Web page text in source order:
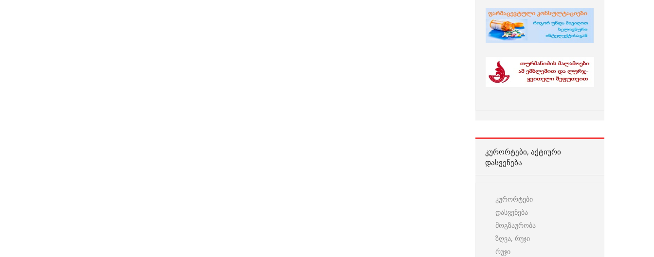
ᲙᲣᲠᲝᲠᲢᲔᲑᲘ, ᲐᲥᲢᲘᲣᲠᲘ
ᲓᲐᲡᲕᲔᲜᲔᲑᲐ
კურორტები
დასვენება
მოგზაურობა
ზღვა, რუჯი
რუჯი